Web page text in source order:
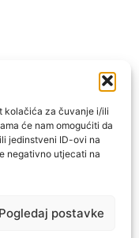
kolačića za čuvanje i/ili
će nam omogućiti da
jedinstveni ID-ovi na
negativno utjecati na
Pogledaj postavke